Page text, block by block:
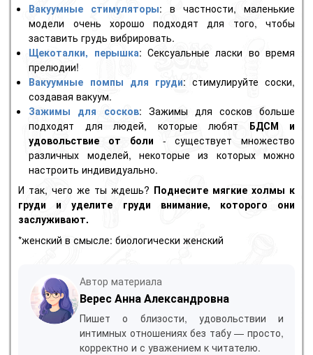
Вакуумные стимуляторы: в частности, маленькие
модели очень хорошо подходят для того, чтобы
заставить грудь вибрировать.
Щекоталки, перышка: Сексуальные ласки во время
прелюдии!
Вакуумные помпы для груди: стимулируйте соски,
создавая вакуум.
Зажимы для сосков: Зажимы для сосков больше
подходят для людей, которые любят БДСМ и
удовольствие от боли - существует множество
различных моделей, некоторые из которых можно
настроить индивидуально.
И так, чего же ты ждешь? Поднесите мягкие холмы к
груди и уделите груди внимание, которого они
заслуживают.
*женский в смысле: биологически женский
Автор материала
Верес Анна Александровна
Пишет о близости, удовольствии и
интимных отношениях без табу — просто,
корректно и с уважением к читателю.